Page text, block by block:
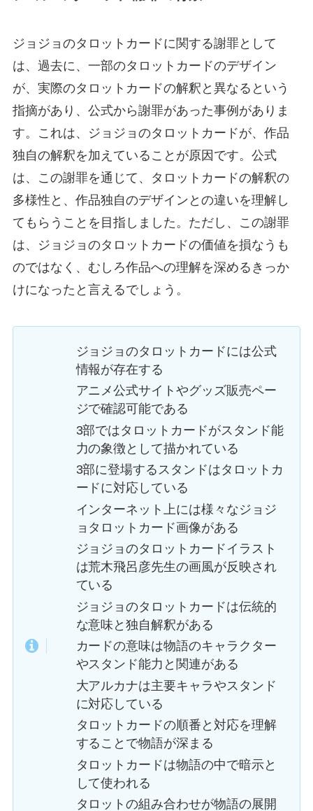
ジョジョのタロットカードに関する謝罪として
は、過去に、一部のタロットカードのデザイン
が、実際のタロットカードの解釈と異なるという
指摘があり、公式から謝罪があった事例がありま
す。これは、ジョジョのタロットカードが、作品
独自の解釈を加えていることが原因です。公式
は、この謝罪を通じて、タロットカードの解釈の
多様性と、作品独自のデザインとの違いを理解し
てもらうことを目指しました。ただし、この謝罪
は、ジョジョのタロットカードの価値を損なうも
のではなく、むしろ作品への理解を深めるきっか
けになったと言えるでしょう。
ジョジョのタロットカードには公式
情報が存在する
アニメ公式サイトやグッズ販売ペー
ジで確認可能である
3部ではタロットカードがスタンド能
力の象徴として描かれている
3部に登場するスタンドはタロットカ
ードに対応している
インターネット上には様々なジョジ
ョタロットカード画像がある
ジョジョのタロットカードイラスト
は荒木飛呂彦先生の画風が反映され
ている
ジョジョのタロットカードは伝統的
な意味と独自解釈がある
カードの意味は物語のキャラクター
やスタンド能力と関連がある
大アルカナは主要キャラやスタンド
に対応している
タロットカードの順番と対応を理解
することで物語が深まる
タロットカードは物語の中で暗示と
して使われる
タロットの組み合わせが物語の展開